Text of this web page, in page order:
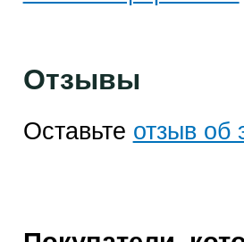
Отзывы
Оставьте отзыв об